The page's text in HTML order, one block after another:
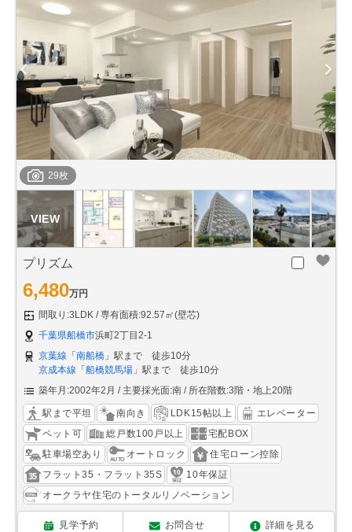
29枚
プリズム
6,480万円
間取り:3LDK
専有面積:92.57㎡(壁芯)
千葉県船橋市浜町2丁目2-1
京葉線 「 南船橋 」駅まで 徒歩10分
京成本線 「 船橋競馬場 」駅まで 徒歩10分
築年月:2002年2月
主要採光面:南 所在階数:3階・地上20階
駅まで平坦 南向き LDK15帖以上
エレベーター
ペット可
総戸数100戸以上
宅配BOX
駐車場空あり
オートロック
住宅ローン控除
フラット35・フラット35S
10年保証
オークラヤ住宅のトータルリノベーション
見学予約 お問合せ 詳細を見る